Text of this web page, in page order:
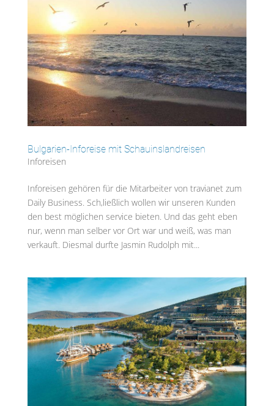
Bulgarien-Inforeise mit Schauinslandreisen
Inforeisen
Inforeisen gehören für die Mitarbeiter von travianet zum
Daily Business. Sch,ließlich wollen wir unseren Kunden
den best möglichen service bieten. Und das geht eben
nur, wenn man selber vor Ort war und weiß, was man
verkauft. Diesmal durfte Jasmin Rudolph mit...